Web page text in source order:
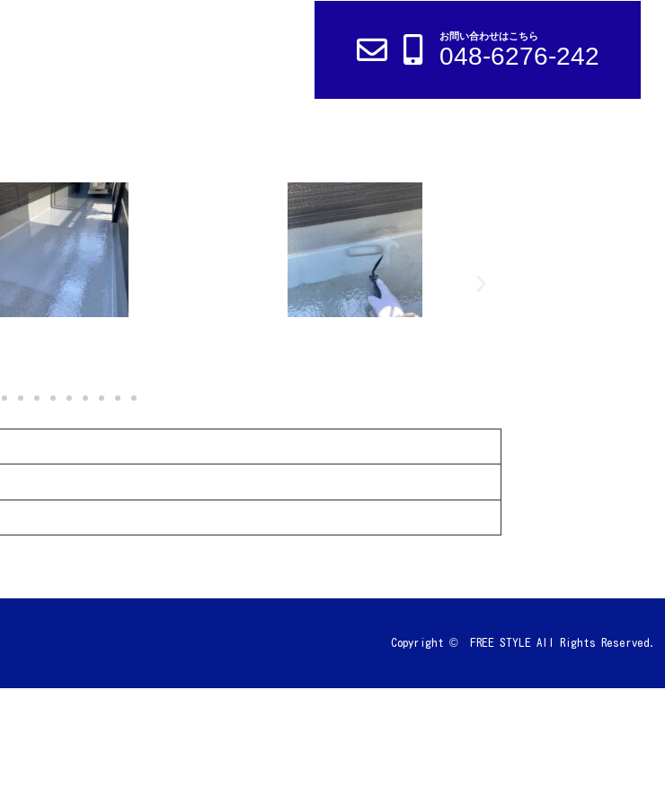
お問い合わせはこちら
048-6276-242
Copyright © FREE STYLE All Rights Reserved.